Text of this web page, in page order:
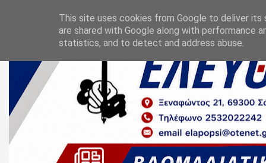
This site uses cookies from Google to deliver its
are shared with Google along with performance
statistics, and to detect and address abuse.